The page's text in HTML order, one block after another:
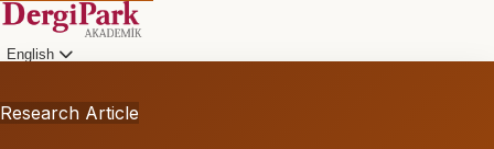
English
Research Article